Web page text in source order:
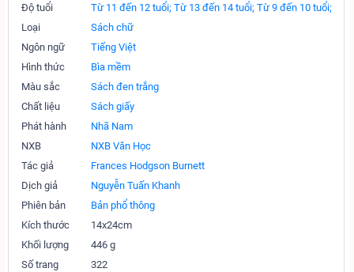
Độ tuổi
Từ 11 đến 12 tuổi; Từ 13 đến 14 tuổi; Từ 9 đến 10 tuổi;
Loại
Sách chữ
Ngôn ngữ
Tiếng Việt
Hình thức
Bìa mềm
Màu sắc
Sách đen trắng
Chất liệu
Sách giấy
Phát hành
Nhã Nam
NXB
NXB Văn Học
Tác giả
Frances Hodgson Burnett
Dịch giả
Nguyễn Tuấn Khanh
Phiên bản
Bản phổ thông
Kích thước
14x24cm
Khối lượng
446 g
Số trang
322